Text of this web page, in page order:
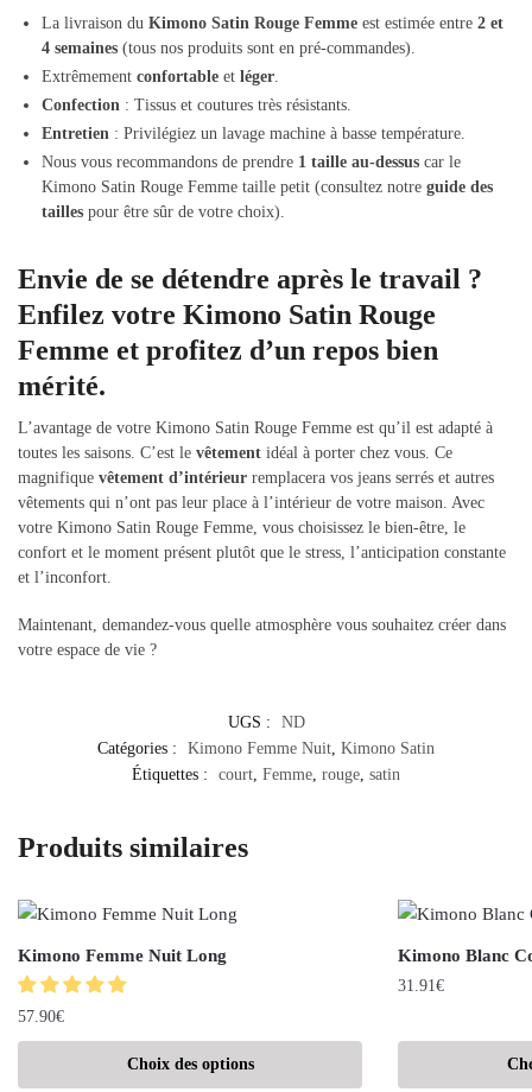
La livraison du Kimono Satin Rouge Femme est estimée entre 2 et
4 semaines (tous nos produits sont en pré-commandes).
Extrêmement confortable et léger
Confection : Tissus et coutures très résistants.
Entretien : Privilégiez un lavage machine à basse température.
Nous vous recommandons de prendre 1 taille au-dessus car le
Kimono Satin Rouge Femme taille petit (consultez notre guide des
tailles pour être sûr de votre choix).
Envie de se détendre après le travail ?
Enfilez votre Kimono Satin Rouge
Femme et profitez d’un repos bien
mérité.
L’avantage de votre Kimono Satin Rouge Femme est qu’il est adapté à
toutes les saisons. C’est le vêtement idéal à porter chez vous. Ce
magnifique vêtement d’intérieur remplacera vos jeans serrés et autres
vêtements qui n’ont pas leur place à l’intérieur de votre maison. Avec
votre Kimono Satin Rouge Femme, vous choisissez le bien-être, le
confort et le moment présent plutôt que le stress, l’anticipation constante
et l’inconfort.
Maintenant, demandez-vous quelle atmosphère vous souhaitez créer dans
votre espace de vie ?
UGS :
ND
Catégories :
Kimono Femme Nuit, Kimono Satin
Étiquettes :
court, Femme, rouge, satin
Produits similaires
Kimono Femme Nuit Long
57.90€
Choix des options
Kimono Blanc
31.91€